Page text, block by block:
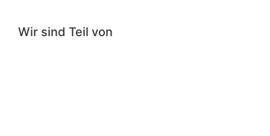
Wir sind Teil von